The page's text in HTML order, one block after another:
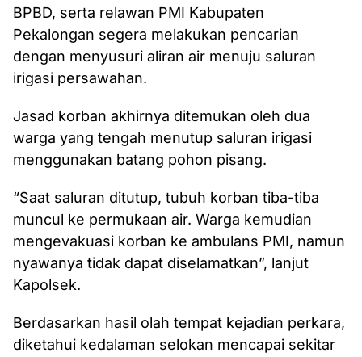
BPBD, serta relawan PMI Kabupaten
Pekalongan segera melakukan pencarian
dengan menyusuri aliran air menuju saluran
irigasi persawahan.
Jasad korban akhirnya ditemukan oleh dua
warga yang tengah menutup saluran irigasi
menggunakan batang pohon pisang.
“Saat saluran ditutup, tubuh korban tiba-tiba
muncul ke permukaan air. Warga kemudian
mengevakuasi korban ke ambulans PMI, namun
nyawanya tidak dapat diselamatkan”, lanjut
Kapolsek.
Berdasarkan hasil olah tempat kejadian perkara,
diketahui kedalaman selokan mencapai sekitar